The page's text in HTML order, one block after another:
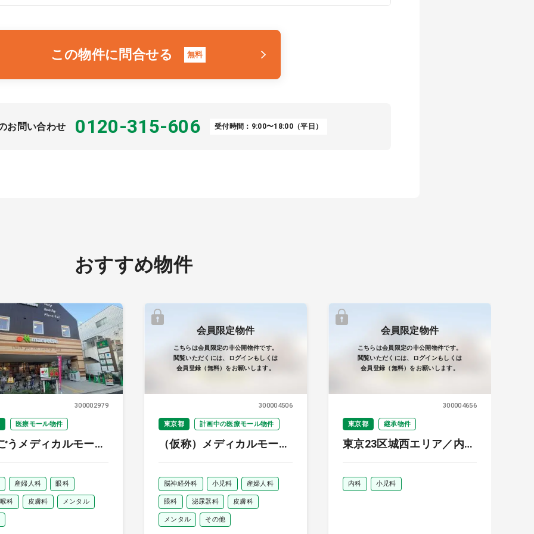
この物件に問合せる 無料
お問い合わせ 0120-315-606 受付時間：9:00〜18:00（平日）
おすすめ物件
300002979
医療モール物件
うメディカルモール
産婦人科 眼科
科 皮膚科 メンタル
会員限定物件
こちらは会員限定の非公開物件です。
閲覧いただくには、ログインもしくは
会員登録（無料）をお願いします。
300004506
東京都 計画中の医療モール物件
（仮称）メディカルモール
脳神経外科 小児科 産婦人科
眼科 泌尿器科 皮膚科
メンタル その他
会員限定物件
こちらは会員限定の非公開物件です。
閲覧いただくには、ログインもしくは
会員登録（無料）をお願いします。
300004656
東京都 継承物件
東京23区城西エリア／内
内科 小児科